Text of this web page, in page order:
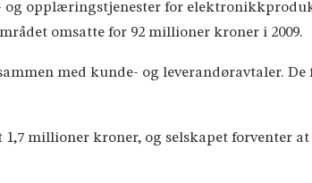
opplæringstjenester for
omsatte for 92 millioner kroner i 2009.
med kunde- og leverandøravtaler.
millioner kroner, og selskapet forventer